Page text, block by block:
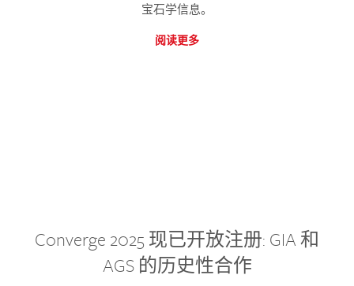
宝石学信息。
阅读更多
Converge 2025 现已开放注册: GIA 和
AGS 的历史性合作